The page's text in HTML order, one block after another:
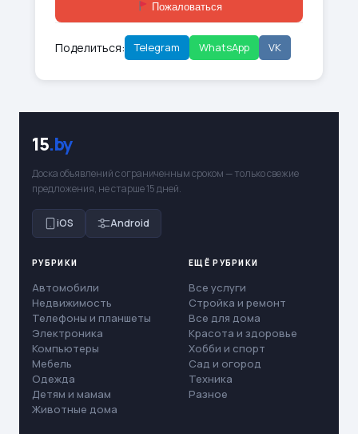
Пожаловаться
Поделиться: Telegram WhatsApp VK
15.by
Доска объявлений с ограниченным сроком — только свежие
предложения, не старше 15 дней.
iOS Android
РУБРИКИ
Автомобили
Недвижимость
Телефоны и планшеты
Электроника
Компьютеры
Мебель
Одежда
Детям и мамам
Животные дома
ЕЩЁ РУБРИКИ
Все услуги
Стройка и ремонт
Все для дома
Красота и здоровье
Хобби и спорт
Сад и огород
Техника
Разное